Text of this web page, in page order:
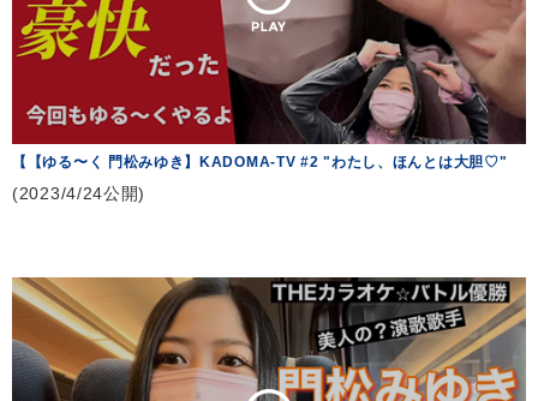
【【ゆる〜く 門松みゆき】KADOMA-TV #2 "わたし、ほんとは大胆♡"
(2023/4/24公開)